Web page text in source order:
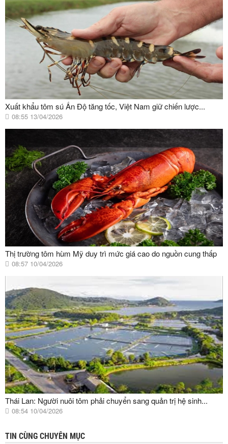
Xuất khẩu tôm sú Ấn Độ tăng tốc, Việt Nam giữ chiến lược...
08:55 13/04/2026
Thị trường tôm hùm Mỹ duy trì mức giá cao do nguồn cung thấp
08:57 10/04/2026
Thái Lan: Người nuôi tôm phải chuyển sang quản trị hệ sinh...
08:54 10/04/2026
TIN CÙNG CHUYÊN MỤC